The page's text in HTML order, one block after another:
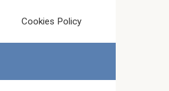
Cookies Policy